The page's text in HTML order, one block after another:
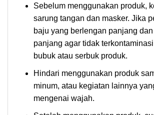
Sebelum menggunakan produk,
sarung tangan dan masker. Jika
baju yang berlengan panjang
panjang agar tidak
bubuk atau serbuk produk.
Hindari menggunakan produk
minum, atau kegiatan lainnya
mengenai wajah.